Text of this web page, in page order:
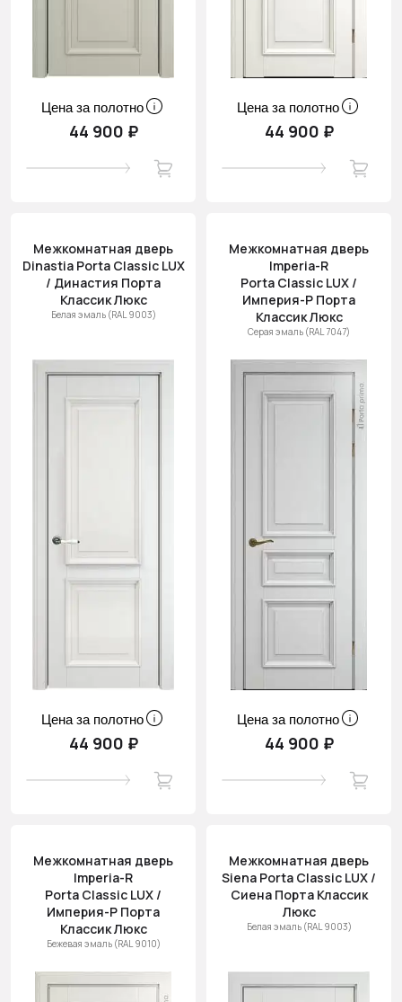
Цена за полотно
44 900 ₽
Цена за полотно
44 900 ₽
Межкомнатная дверь
Dinastia Porta Classic LUX
/ Династия Порта
Классик Люкс
Белая эмаль (RAL 9003)
Цена за полотно
44 900 ₽
Межкомнатная дверь
Imperia-R
Porta Classic LUX /
Империя-Р Порта
Классик Люкс
Серая эмаль (RAL 7047)
Цена за полотно
44 900 ₽
Межкомнатная дверь
Imperia-R
Porta Classic LUX /
Империя-Р Порта
Классик Люкс
Бежевая эмаль (RAL 9010)
Межкомнатная дверь
Siena Porta Classic LUX /
Сиена Порта Классик
Люкс
Белая эмаль (RAL 9003)